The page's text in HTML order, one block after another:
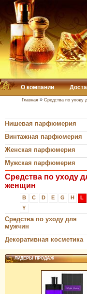
О компании
Главная » Средства по уходу
Нишевая парфюмерия
Винтажная парфюмерия
Женская парфюмерия
Мужская парфюмерия
Средства по уходу
женщин
B C D E G H L
Y
Средства по уходу для
мужчин
Декоративная косметика
ЛИДЕРЫ ПРОДАЖ